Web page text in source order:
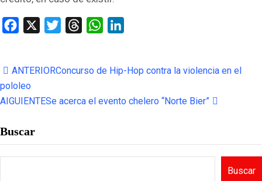
Facebook TwitterThreadsWhatsApp
ANTERIORConcurso de Hip-Hop contra la violencia en el
pololeo
AIGUIENTESe acerca el evento chelero “Norte Bier”
Buscar
Buscar